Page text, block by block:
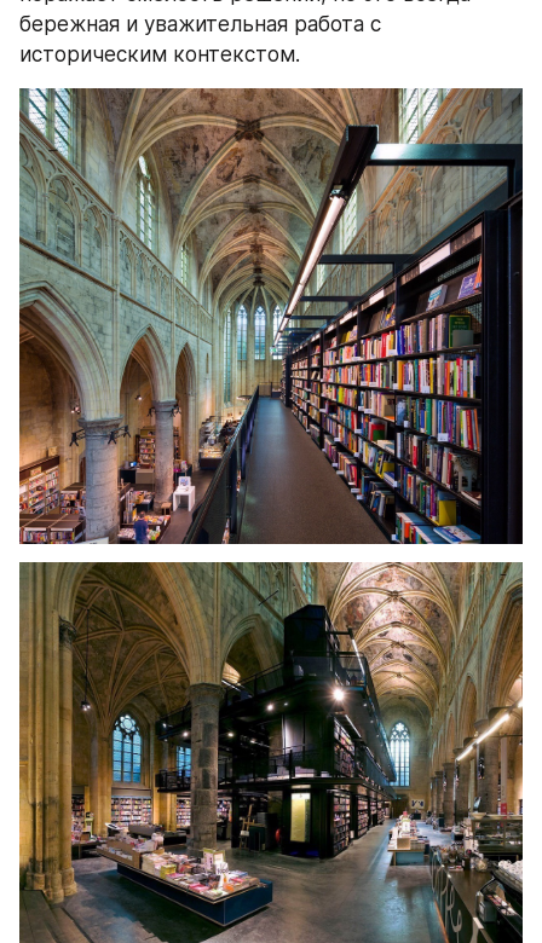
бережная и уважительная работа с
историческим контекстом.